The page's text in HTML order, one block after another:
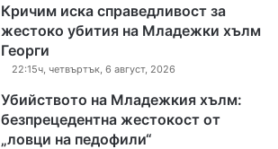
Кричим иска справедливост за
жестоко убития на Младежки хълм
Георги
22:15ч, четвъртък, 6 август, 2026
Убийството на Младежкия хълм:
безпрецедентна жестокост от
„ловци на педофили“